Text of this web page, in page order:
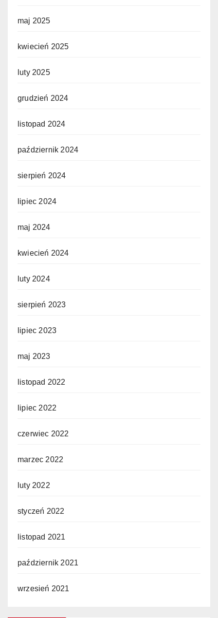
maj 2025
kwiecień 2025
luty 2025
grudzień 2024
listopad 2024
październik 2024
sierpień 2024
lipiec 2024
maj 2024
kwiecień 2024
luty 2024
sierpień 2023
lipiec 2023
maj 2023
listopad 2022
lipiec 2022
czerwiec 2022
marzec 2022
luty 2022
styczeń 2022
listopad 2021
październik 2021
wrzesień 2021